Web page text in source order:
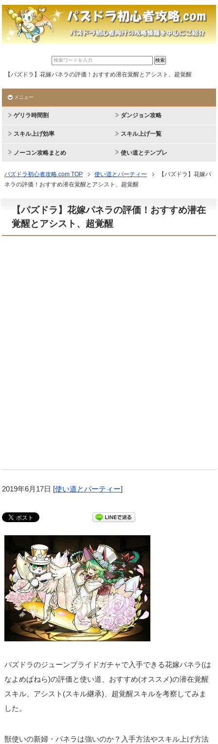
【パズドラ】花嫁パネラの評価！おすすめ潜在覚醒とアシスト、超覚醒
メニュー
ゲリラ時間割 ダンジョン攻略
スキル上げ効率 スキル上げ一覧
ノーコン攻略まとめ 使い道とテンプレ
パズドラ初心者攻略.com TOP 使い道とパーティー
【パズドラ】花嫁パ
ネラの評価！おすすめ潜在覚醒とアシスト、超覚醒
【パズドラ】花嫁パネラの評価！おすすめ潜在
覚醒とアシスト、超覚醒
2019年6月17日 [使い道とパーティー]
パズドラのジューンブライドガチャで入手できる花嫁パネラ(は
なよめぱねら)の評価と使い道、おすすめ(オススメ)の潜在覚醒
スキル、アシスト(スキル継承)、超覚醒スキルを考察してみま
した。
獣使いの新婦・パネラは強いのか？入手方法やスキル上げ方法